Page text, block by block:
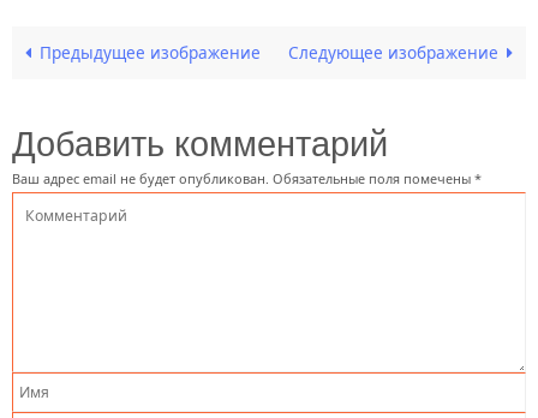
Предыдущее изображение Следующее изображение
Добавить комментарий
Ваш адрес email не будет опубликован. Обязательные поля помечены *